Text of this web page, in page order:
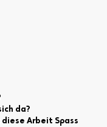
da?
Arbeit Spass